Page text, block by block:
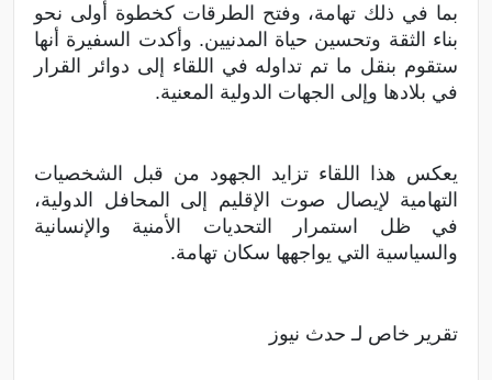
بما في ذلك تهامة، وفتح الطرقات كخطوة أولى نحو
بناء الثقة وتحسين حياة المدنيين. وأكدت السفيرة أنها
ستقوم بنقل ما تم تداوله في اللقاء إلى دوائر القرار
في بلادها وإلى الجهات الدولية المعنية.
يعكس هذا اللقاء تزايد الجهود من قبل الشخصيات
التهامية لإيصال صوت الإقليم إلى المحافل الدولية،
في ظل استمرار التحديات الأمنية والإنسانية
والسياسية التي يواجهها سكان تهامة.
تقرير خاص لـ حدث نيوز